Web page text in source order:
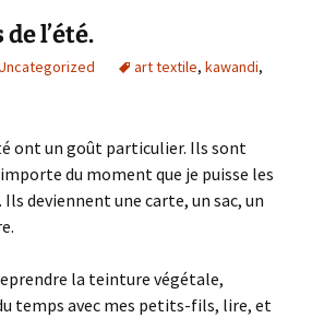
l’été.
art textile, kawandi,
ont un goût particulier. Ils sont
du moment que je puisse les
deviennent une carte, un sac, un
la teinture végétale,
temps avec mes petits-fils, lire, et